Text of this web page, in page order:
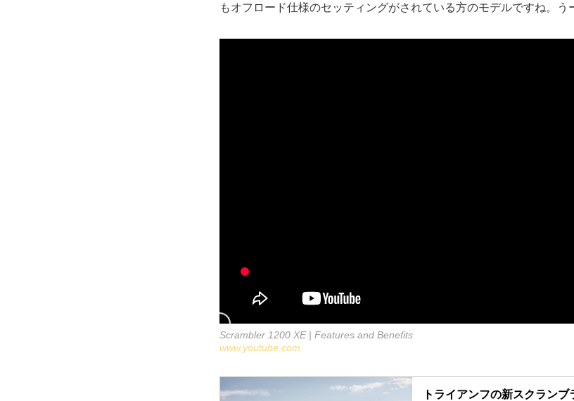
もオフロード仕様のセッティングがされている方のモデルですね。う
Scrambler 1200 XE | Features and Benefits
www.youtube.com
トライアンフの新スクラン